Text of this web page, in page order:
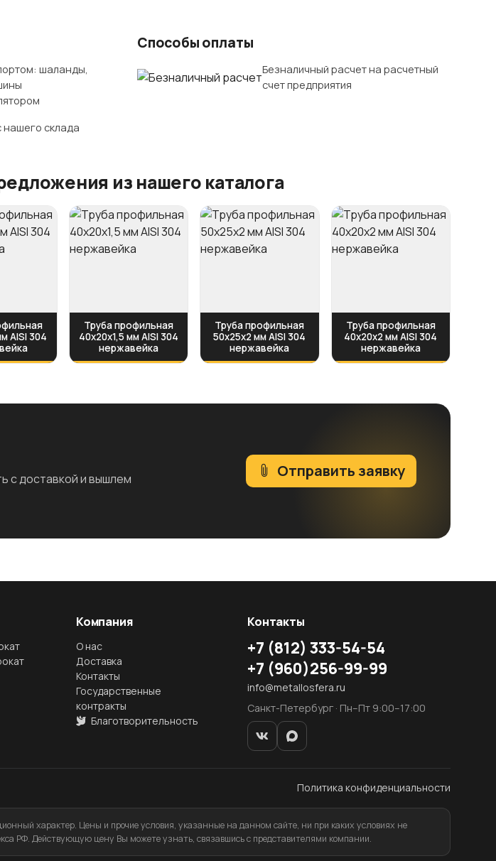
шаланды,
склада
Способы оплаты
Безналичный расчет на расчетный
счет предприятия
из нашего каталога
AISI 304
Труба профильная
40х20х1,5 мм AISI 304
нержавейка
Труба профильная
50х25х2 мм AISI 304
нержавейка
Труба профильная
40х20х2 мм AISI 304
нержавейка
с доставкой и вышлем
Отправить заявку
Компания
О нас
Доставка
Контакты
Государственные
контракты
Благотворительность
Контакты
+7 (812) 333-54-54
+7 (960)256-99-99
info@metallosfera.ru
Санкт-Петербург · Пн–Пт 9:00–17:00
Политика конфиденциальности
характер. Цены и прочие условия, указанные на данном сайте, ни при каких условиях не
РФ. Действующую цену Вы можете узнать, связавшись с представителями компании.